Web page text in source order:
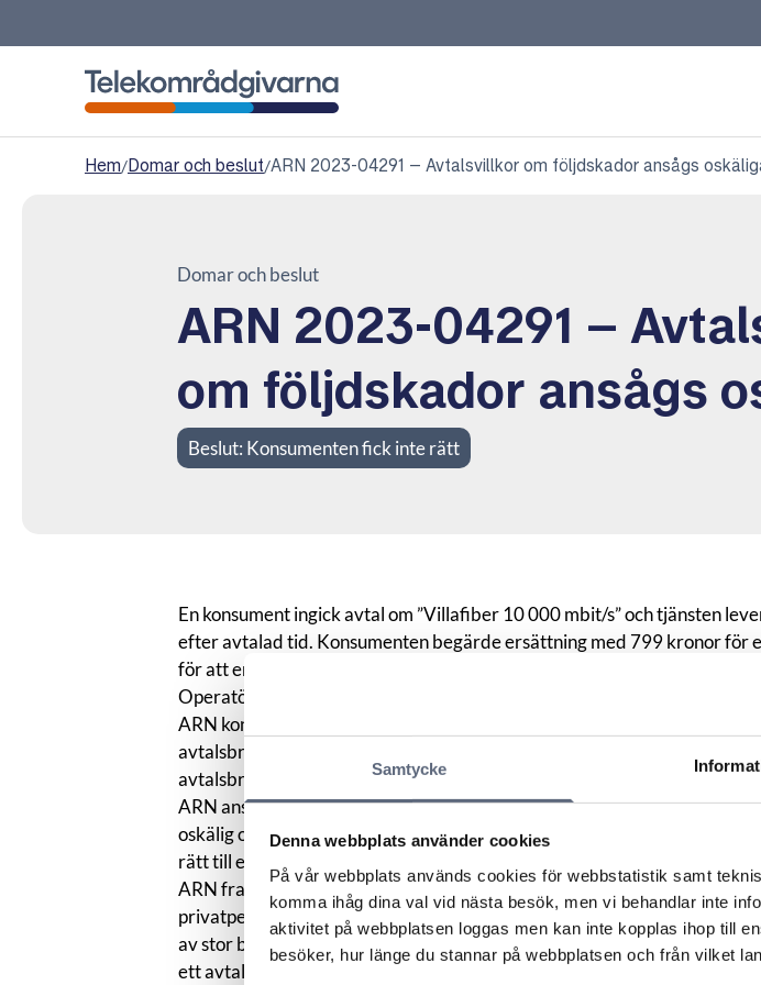
Samtycke
Denna webbplats använder cookies
På vår webbplats används cookies för webbstatistik samt
komma ihåg dina val vid nästa besök, men vi behandlar inte
aktivitet på webbplatsen loggas men kan inte kopplas ihop till
besöker, hur länge du stannar på webbplatsen och från vilket
Hem/Domar och beslut/ARN 2023-04291 – Avtalsvillkor om följdskador ansågs
Domar och beslut
ARN 2023-04291 –
om följdskador ansågs
Beslut: Konsumenten fick inte rätt
En konsument ingick avtal om ”Villafiber 10 000 mbit/s” och tjänsten
efter avtalad tid. Konsumenten begärde ersättning med 799 kronor för
för att ersätta internettuppkopplingen under dröjsmålet.
Operatören nekade ersättning med hänvisning till avtalsvillkoren.
ARN konstaterade först att det förelåg ett avtalsbrott då tjänsten inte
avtalsbrott enligt allmänna avtalsrättsliga regler kan ge rätt till ersättning
avtalsbrottet medfört.
ARN ansåg att det avtalsvillkor som operatören hänvisade till för
oskälig obalans mellan parterna till konsumentens nackdel. Enligt villkoret
rätt till ersättning för indirekt skada, till exempel extra kostnader eller
ARN framhöll att tillgång till de tjänster som operatören tillhandahöll är
privatperson ska kunna fungera och fullgöra sina skyldigheter i
av stor betydelse att avtalade tjänster tillhandahölls korrekt och utan
ett avtalsvillkor som reservationslöst friskrev företaget från ansvar för